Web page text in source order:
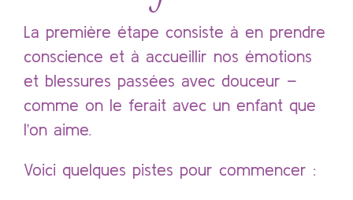
La première étape consiste à en prendre
conscience et à accueillir nos émotions
et blessures passées avec douceur –
comme on le ferait avec un enfant que
l’on aime.
Voici quelques pistes pour commencer :